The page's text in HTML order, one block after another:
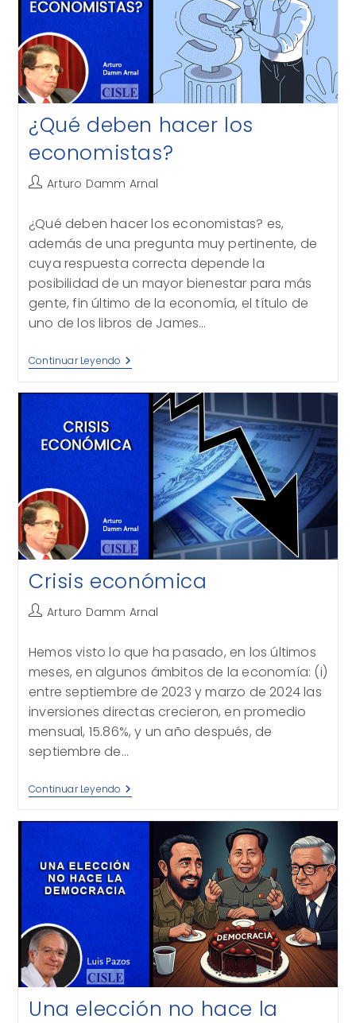
¿Qué deben hacer los
economistas?
Autor
la
entrada:
Arturo Damm Arnal
¿Qué deben hacer los economistas? es,
además de una pregunta muy pertinente, de
cuya respuesta correcta depende la
posibilidad de un mayor bienestar para más
gente, fin último de la economía, el título de
uno de los libros de James…
Continuar Leyendo ¿Qué
Deben
Los
Economistas?
Crisis económica
Autor
entrada:
Arturo Damm Arnal
Hemos visto lo que ha pasado, en los últimos
meses, en algunos ámbitos de la economía: (i)
entre septiembre de 2023 y marzo de 2024 las
inversiones directas crecieron, en promedio
mensual, 15.86%, y un año después, de
septiembre de…
Continuar Leyendo Crisis
Económica
Una elección no hace la